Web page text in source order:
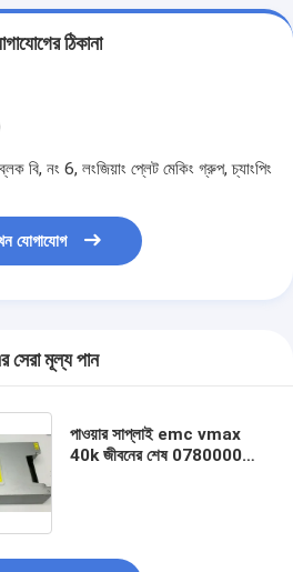
ঠিকানা
বি, নং 6, লংজিয়াং প্লেট মেকিং গ্রুপ, চ্যাংপিং
যোগাযোগ
সেরা মূল্য পান
পাওয়ার সাপ্লাই emc vmax
40k জীবনের শেষ 078000080